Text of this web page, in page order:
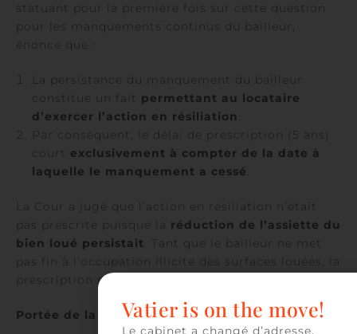
statuant pour la première fois sur cette question
pour les manquements continus du bailleur,
énonce que :
La persistance du manquement du bailleur
constitue un fait permettant au locataire
d’exercer l’action en résiliation .
Par conséquent, le délai de prescription (5 ans)
court exclusivement à compter de la date à
laquelle le manquement a cessé.
La Cour a jugé que l’action en résiliation n’était
pas prescrite puisque la réduction de l’assiette du
bien loué persistait. Tant que le bailleur ne met
pas fin à l’occupation illicite des surfaces louées, la
prescription ne commence pas à courir.
Portée de la décision:
Vatier is on the move!
Le cabinet a changé d’adresse.